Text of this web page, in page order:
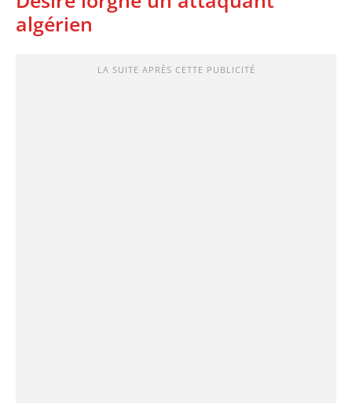
algérien
LA SUITE APRÈS CETTE PUBLICITÉ